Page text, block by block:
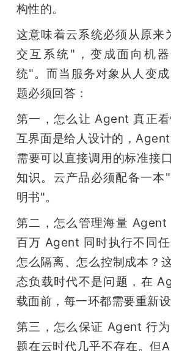
构性的。
这意味着云系统必须从原来
交互系统"，变成面向机
统"。而当服务对象从人变
题必须回答：
第一，怎么让 Agent 真正
互界面是给人设计的，
需要可以直接调用的标准接
知识。云产品必须配备一本
明书"。
第二，怎么管理海量 Agent
百万 Agent 同时执行不同任
怎么隔离、怎么控制成本？
态负载时代不是问题，在
载面前，每一环都需要重新设
第三，怎么保证 Agent 行
题在云时代几乎不存在。但